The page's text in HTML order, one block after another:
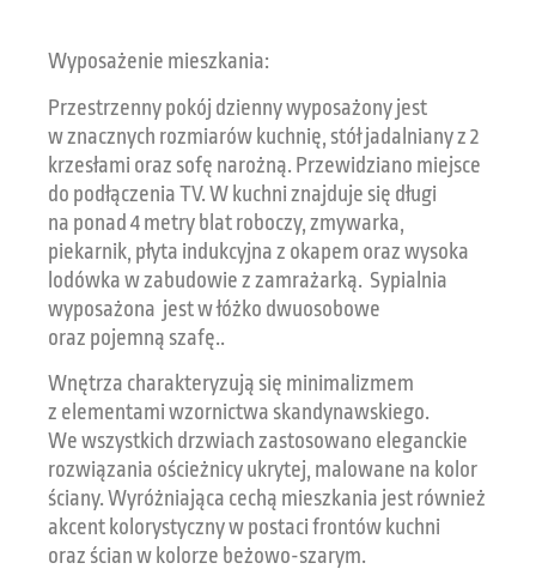
Wyposażenie mieszkania:
Przestrzenny pokój dzienny wyposażony jest
w znacznych rozmiarów kuchnię, stół jadalniany z 2
krzesłami oraz sofę narożną. Przewidziano miejsce
do podłączenia TV. W kuchni znajduje się długi
na ponad 4 metry blat roboczy, zmywarka,
piekarnik, płyta indukcyjna z okapem oraz wysoka
lodówka w zabudowie z zamrażarką. Sypialnia
wyposażona jest w łóżko dwuosobowe
oraz pojemną szafę..
Wnętrza charakteryzują się minimalizmem
z elementami wzornictwa skandynawskiego.
We wszystkich drzwiach zastosowano eleganckie
rozwiązania ościeżnicy ukrytej, malowane na kolor
ściany. Wyróżniająca cechą mieszkania jest również
akcent kolorystyczny w postaci frontów kuchni
oraz ścian w kolorze beżowo-szarym.